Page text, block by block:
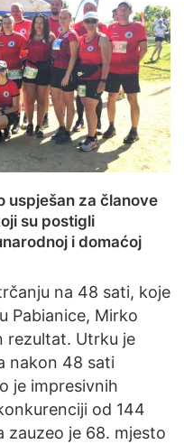
uspješan za članove
su postigli
i domaćoj
na 48 sati, koje
Pabianice, Mirko
rezultat. Utrku je
nakon 48 sati
je impresivnih
od 144
zauzeo je 68. mjesto